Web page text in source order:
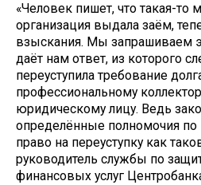
«Человек пишет, что такая-то
организация выдала заём,
взыскания. Мы запрашиваем
даёт нам ответ, из которого
переуступила требование
профессиональному
юридическому лицу. Ведь
определённые полномочия
право на переуступку как
руководитель службы по
финансовых услуг